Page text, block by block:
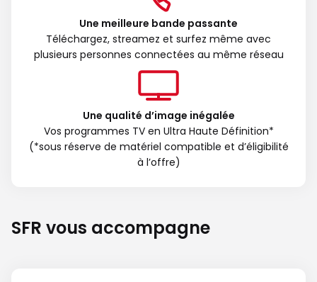
Une meilleure bande passante
Téléchargez, streamez et surfez même avec
plusieurs personnes connectées au même réseau
Une qualité d’image inégalée
Vos programmes TV en Ultra Haute Définition*
(*sous réserve de matériel compatible et d’éligibilité
à l’offre)
SFR vous accompagne